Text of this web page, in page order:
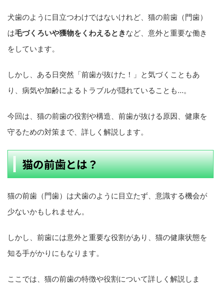
犬歯のように目立つわけではないけれど、猫の前歯（門歯）
は毛づくろいや獲物をくわえるときなど、意外と重要な働き
をしています。
しかし、ある日突然「前歯が抜けた！」と気づくこともあ
り、病気や加齢によるトラブルが隠れていることも…。
今回は、猫の前歯の役割や構造、前歯が抜ける原因、健康を
守るための対策まで、詳しく解説します。
猫の前歯とは？
猫の前歯（門歯）は犬歯のように目立たず、意識する機会が
少ないかもしれません。
しかし、前歯には意外と重要な役割があり、猫の健康状態を
知る手がかりにもなります。
ここでは、猫の前歯の特徴や役割について詳しく解説しま